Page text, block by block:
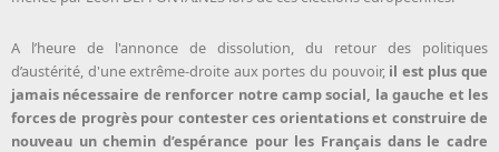
A l’heure de l'annonce de dissolution, du retour des politiques
d’austérité, d'une extrême-droite aux portes du pouvoir, il est plus que
jamais nécessaire de renforcer notre camp social, la gauche et les
forces de progrès pour contester ces orientations et construire de
nouveau un chemin d’espérance pour les Français dans le cadre